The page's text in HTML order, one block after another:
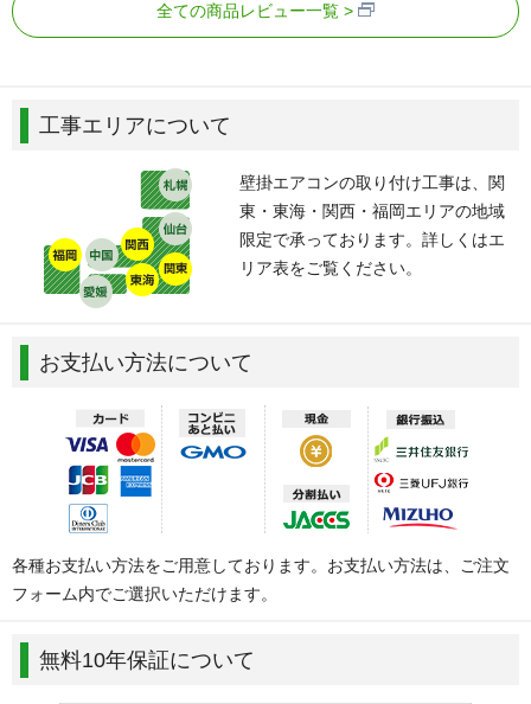
全ての商品レビュー一覧
工事エリアについて
壁掛エアコンの取り付け工事は、関
東・東海・関西・福岡エリアの地域
限定で承っております。詳しくはエ
リア表をご覧ください。
お支払い方法について
各種お支払い方法をご用意しております。お支払い方法は、ご注文
フォーム内でご選択いただけます。
無料10年保証について